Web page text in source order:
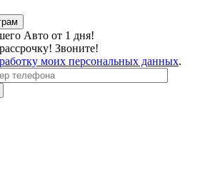
Авто от 1 дня!
Звоните!
моих персональных данных.